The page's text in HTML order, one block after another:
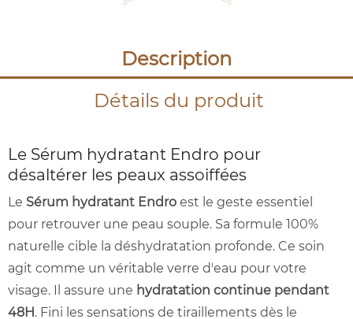
Description
Détails du produit
Le Sérum hydratant Endro pour
désaltérer les peaux assoiffées
Le Sérum hydratant Endro est le geste essentiel
pour retrouver une peau souple. Sa formule 100%
naturelle cible la déshydratation profonde. Ce soin
agit comme un véritable verre d'eau pour votre
visage. Il assure une hydratation continue pendant
48H. Fini les sensations de tiraillements dès le